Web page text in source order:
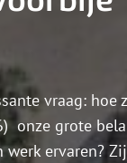
vraag: hoe
onze grote
ervaren?